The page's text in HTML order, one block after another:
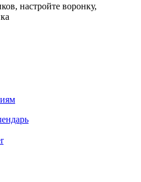
настройте воронку,